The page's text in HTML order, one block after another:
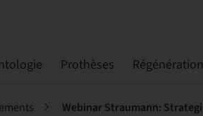
Prothèses Régénération